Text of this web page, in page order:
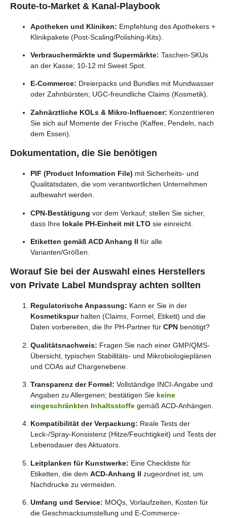
Route-to-Market & Kanal-Playbook
Apotheken und Kliniken: Empfehlung des Apothekers +
Klinikpakete (Post-Scaling/Polishing-Kits).
Verbrauchermärkte und Supermärkte: Taschen-SKUs
an der Kasse; 10-12 ml Sweet Spot.
E-Commerce: Dreierpacks und Bundles mit Mundwasser
oder Zahnbürsten; UGC-freundliche Claims (Kosmetik).
Zahnärztliche KOLs & Mikro-Influencer: Konzentrieren
Sie sich auf Momente der Frische (Kaffee, Pendeln, nach
dem Essen).
Dokumentation, die Sie benötigen
PIF (Product Information File) mit Sicherheits- und
Qualitätsdaten, die vom verantwortlichen Unternehmen
aufbewahrt werden.
CPN-Bestätigung vor dem Verkauf; stellen Sie sicher,
dass Ihre lokale PH-Einheit mit LTO sie einreicht.
Etiketten gemäß ACD Anhang II für alle
Varianten/Größen.
Worauf Sie bei der Auswahl eines Herstellers
von Private Label Mundspray achten sollten
Regulatorische Anpassung: Kann er Sie in der
Kosmetikspurhalten (Claims, Formel, Etikett) und die
Daten vorbereiten, die Ihr PH-Partner für CPN benötigt?
Qualitätsnachweis: Fragen Sie nach einer GMP/QMS-
Übersicht, typischen Stabilitäts- und Mikrobiologieplänen
und COAs auf Chargenebene.
Transparenz der Formel: Vollständige INCI-Angabe und
Angaben zu Allergenen; bestätigen Sie keine
eingeschränkten Inhaltsstoffe gemäß ACD-Anhängen.
Kompatibilität der Verpackung: Reale Tests der
Leck-/Spray-Konsistenz (Hitze/Feuchtigkeit) und Tests der
Lebensdauer des Aktuators.
Leitplanken für Kunstwerke: Eine Checkliste für
Etiketten, die dem ACD-Anhang II zugeordnet ist, um
Nachdrucke zu vermeiden.
Umfang und Service: MOQs, Vorlaufzeiten, Kosten für
die Geschmacksumstellung und E-Commerce-